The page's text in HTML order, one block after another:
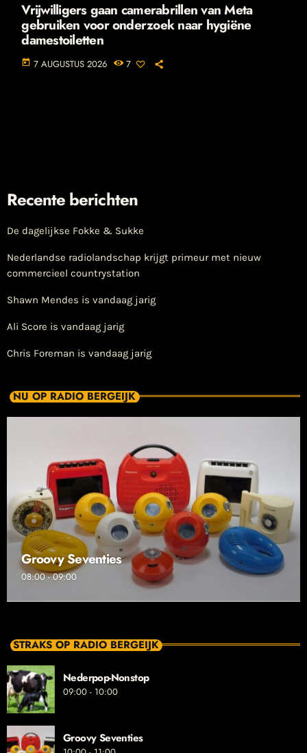
Vrijwilligers gaan camerabrillen van Meta
gebruiken voor onderzoek naar hygiëne
damestoiletten
today 7 AUGUSTUS 2026 7
Recente berichten
De dagelijkse Fokke & Sukke
Nederlandse radiolandschap krijgt primeur met nieuw
commercieel countrystation
Shawn Mendes is vandaag jarig
Ali Score is vandaag jarig
Chris Foreman is vandaag jarig
NU OP RADIO BERGEIJK
Groovy Seventies
08:00 - 09:00
STRAKS OP RADIO BERGEIJK
Nederpop-Nonstop
09:00 - 10:00
Groovy Seventies